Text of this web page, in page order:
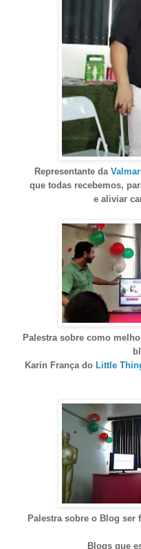
Representante da
que todas recebemos,
e aliviar
Palestra sobre como
Karin França do Little
Crédito:
Palestra sobre o Blog
Blogs que